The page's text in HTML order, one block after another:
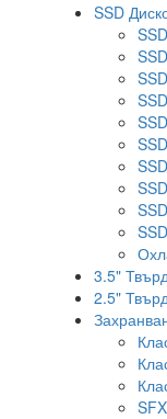
SSD
3.5"
2.5"